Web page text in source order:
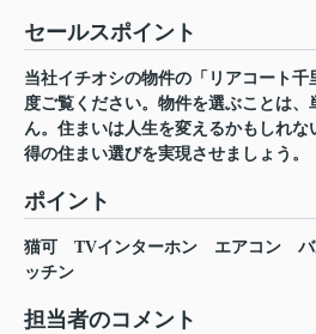
セールスポイント
当社イチオシの物件の「リアコート
度ご覧ください。物件を選ぶことは
ん。住まいは人生を変えるかもしれ
得の住まい選びを実現させましょう。
ポイント
猫可 TVインターホン エアコン
ッチン
担当者のコメント